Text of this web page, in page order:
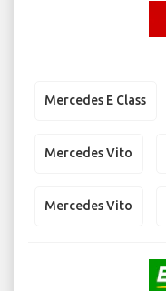
Mercedes E Class
Mercedes Vito
Mercedes Vito